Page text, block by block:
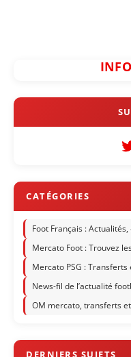
Foot Français :
Mercato Foot : Trouvez
Mercato PSG :
News-fil de l’actualité
OM mercato, transferts